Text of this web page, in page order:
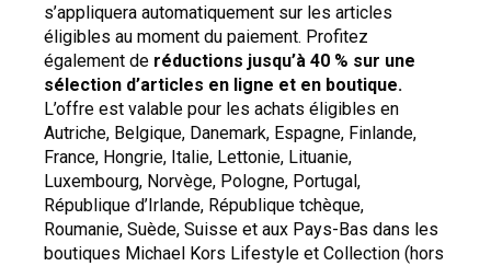
s’appliquera automatiquement sur les articles
éligibles au moment du paiement. Profitez
également de réductions jusqu’à 40 % sur une
sélection d’articles en ligne et en boutique.
L’offre est valable pour les achats éligibles en
Autriche, Belgique, Danemark, Espagne, Finlande,
France, Hongrie, Italie, Lettonie, Lituanie,
Luxembourg, Norvège, Pologne, Portugal,
République d’Irlande, République tchèque,
Roumanie, Suède, Suisse et aux Pays-Bas dans les
boutiques Michael Kors Lifestyle et Collection (hors